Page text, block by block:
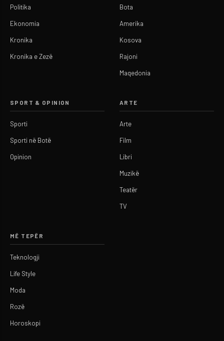
Politika
Ekonomia
Kronika
Kronika e Zezë
Bota
Amerika
Kosova
Rajoni
Maqedonia
SPORT & OPINION
Sporti
Sporti në Botë
Opinion
ARTE
Arte
Film
Libri
Muzikë
Teatër
TV
MË TEPËR
Teknologji
Life Style
Moda
Rozë
Horoskopi